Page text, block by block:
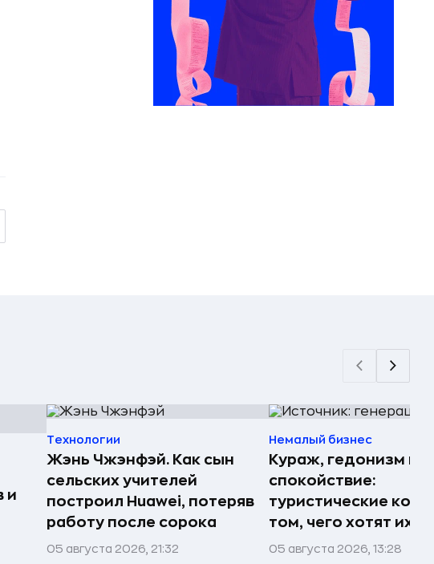
и
Технологии
Жэнь Чжэнфэй. Как сын
сельских учителей
построил Huawei, потеряв
работу после сорока
05 августа 2026, 21:32
Немалый бизнес
Кураж, гедонизм и
спокойствие:
туристические
том, чего хотят их
05 августа 2026, 13:28